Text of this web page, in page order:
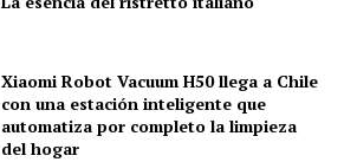
Xiaomi Robot Vacuum H50 llega a Chile
con una estación inteligente que
automatiza por completo la limpieza
del hogar